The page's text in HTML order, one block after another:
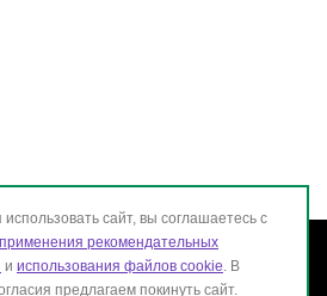
сайт, вы соглашаетесь с
рекомендательных
и использования файлов cookie. В
предлагаем покинуть сайт.